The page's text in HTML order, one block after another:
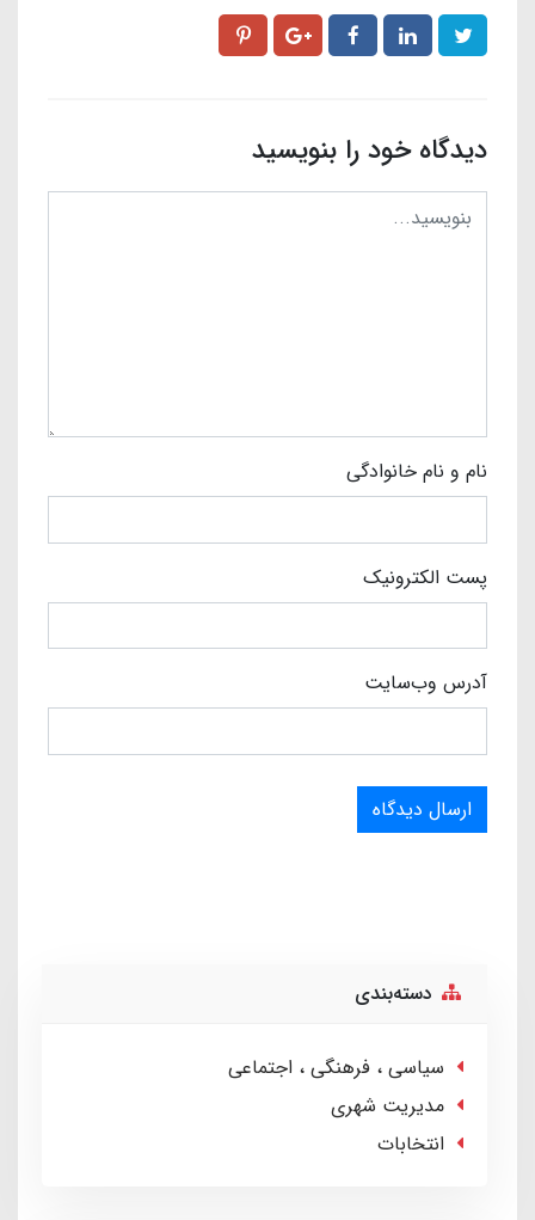
دیدگاه خود را بنویسید
نام و نام خانوادگی
پست الکترونیک
آدرس وب‌سایت
ارسال دیدگاه
دسته‌بندی
سیاسی ، فرهنگی ، اجتماعی
مدیریت شهری
انتخابات